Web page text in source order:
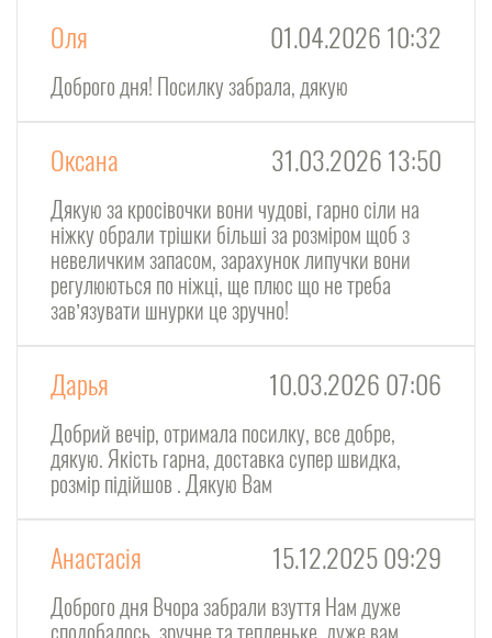
Оля 01.04.2026 10:32
Доброго дня! Посилку забрала, дякую
Оксана 31.03.2026 13:50
Дякую за кросівочки вони чудові, гарно сіли на
ніжку обрали трішки більші за розміром щоб з
невеличким запасом, зарахунок липучки вони
регулюються по ніжці, ще плюс що не треба
завʼязувати шнурки це зручно!
Дарья 10.03.2026 07:06
Добрий вечір, отримала посилку, все добре,
дякую. Якість гарна, доставка супер швидка,
розмір підійшов . Дякую Вам
Анастасія 15.12.2025 09:29
Доброго дня Вчора забрали взуття Нам дуже
сподобалось, зручне та тепленьке, дуже вам